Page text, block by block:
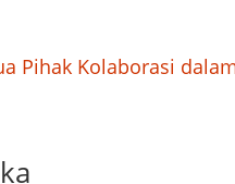
Pihak Kolaborasi